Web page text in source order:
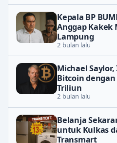
Kepala BP
Anggap Kakek
Lampung
2 bulan lalu
Michael
Bitcoin dengan
Triliun
2 bulan lalu
Belanja
untuk Kulkas
Transmart